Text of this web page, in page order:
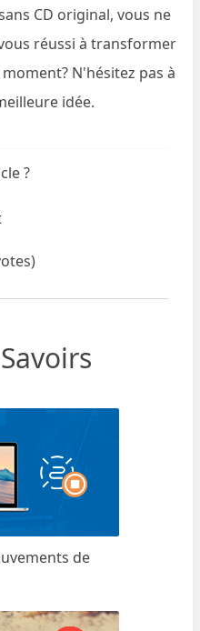
CD original, vous ne
réussi à transformer
N'hésitez pas à
idée.
?
de